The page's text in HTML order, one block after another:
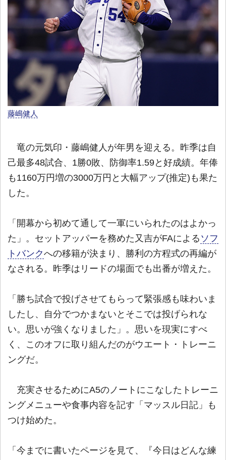
藤嶋健人
竜の元気印・藤嶋健人が年男を迎える。昨季は自
己最多48試合、1勝0敗、防御率1.59と好成績。年俸
も1160万円増の3000万円と大幅アップ(推定)も果た
した。
「開幕から初めて通して一軍にいられたのはよかっ
た」。セットアッパーを務めた又吉がFAによる ソフ
トバンクへの移籍が決まり、勝利の方程式の再編が
なされる。昨季はリードの場面でも出番が増えた。
「勝ち試合で投げさせてもらって緊張感も味わいま
したし、自分でつかまないとそこでは投げられな
い。思いが強くなりました」。思いを現実にすべ
く、このオフに取り組んだのがウエート・トレーニ
ングだ。
充実させるためにA5のノートにこなしたトレーニ
ングメニューや食事内容を記す「マッスル日記」も
つけ始めた。
「今までに書いたページを見て、『今日はどんな練